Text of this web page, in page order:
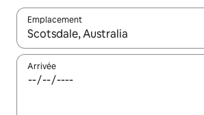
Emplacement
Quand les résultats sont affichés,
Arrivée